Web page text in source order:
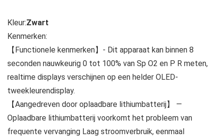
Kleur:Zwart
Kenmerken:
【Functionele kenmerken】- Dit apparaat kan binnen 8
seconden nauwkeurig 0 tot 100% van Sp O2 en P R meten,
realtime displays verschijnen op een helder OLED-
tweekleurendisplay.
【Aangedreven door oplaadbare lithiumbatterij】 —
Oplaadbare lithiumbatterij voorkomt het probleem van
frequente vervanging Laag stroomverbruik, eenmaal